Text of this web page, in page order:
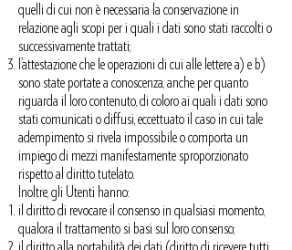
quelli di cui non è necessaria la conservazione in
relazione agli scopi per i quali i dati sono stati raccolti o
successivamente trattati;
l’attestazione che le operazioni di cui alle lettere a) e b)
sono state portate a conoscenza, anche per quanto
riguarda il loro contenuto, di coloro ai quali i dati sono
stati comunicati o diffusi, eccettuato il caso in cui tale
adempimento si rivela impossibile o comporta un
impiego di mezzi manifestamente sproporzionato
rispetto al diritto tutelato.
Inoltre, gli Utenti hanno:
il diritto di revocare il consenso in qualsiasi momento,
qualora il trattamento si basi sul loro consenso;
il diritto alla portabilità dei dati (diritto di ricevere tutti